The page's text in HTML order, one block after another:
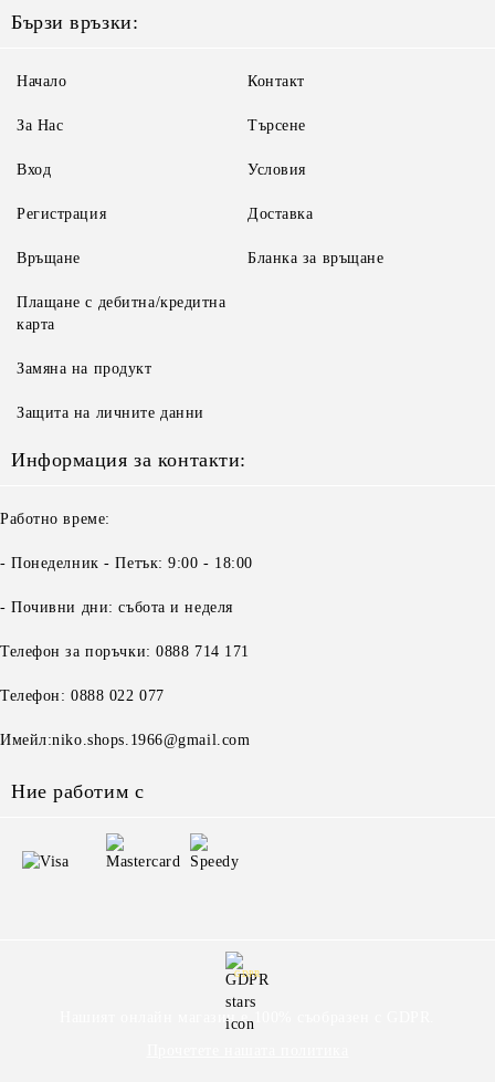
Бързи връзки:
Начало
За Нас
Вход
Регистрация
Контакт
Търсене
Условия
Доставка
Връщане
Плащане с дебитна/кредитна
карта
Замяна на продукт
Защита на личните данни
Бланка за връщане
Информация за контакти:
Работно време:
- Понеделник - Петък: 9:00 - 18:00
- Почивни дни: събота и неделя
Телефон за поръчки: 0888 714 171
Телефон: 0888 022 077
Имейл:niko.shops.1966@gmail.com
Ние работим с
GDPR
Нашият онлайн магазин е 100% съобразен с GDPR.